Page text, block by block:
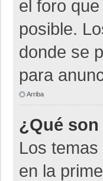
el foro
posible.
donde se
para
Arriba
¿Qué
Los
en la